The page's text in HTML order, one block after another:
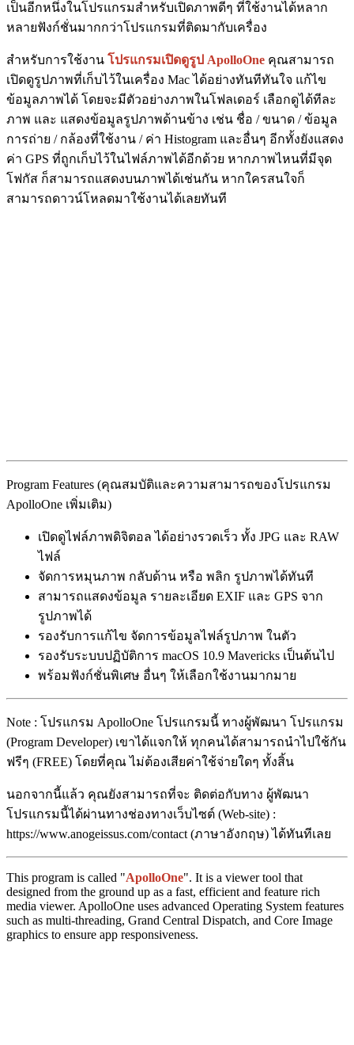
เป็นอีกหนึ่งในโปรแกรมสำหรับเปิดภาพดีๆ ที่ใช้งานได้หลาก
หลายฟังก์ชั่นมากกว่าโปรแกรมที่ติดมากับเครื่อง
สำหรับการใช้งาน โปรแกรมเปิดดูรูป ApolloOne คุณสามารถ
เปิดดูรูปภาพที่เก็บไว้ในเครื่อง Mac ได้อย่างทันทีทันใจ แก้ไข
ข้อมูลภาพได้ โดยจะมีตัวอย่างภาพในโฟลเดอร์ เลือกดูได้ทีละ
ภาพ และ แสดงข้อมูลรูปภาพด้านข้าง เช่น ชื่อ / ขนาด / ข้อมูล
การถ่าย / กล้องที่ใช้งาน / ค่า Histogram และอื่นๆ อีกทั้งยังแสดง
ค่า GPS ที่ถูกเก็บไว้ในไฟล์ภาพได้อีกด้วย หากภาพไหนที่มีจุด
โฟกัส ก็สามารถแสดงบนภาพได้เช่นกัน หากใครสนใจก็
สามารถดาวน์โหลดมาใช้งานได้เลยทันที
Program Features (คุณสมบัติและความสามารถของโปรแกรม
ApolloOne เพิ่มเติม)
เปิดดูไฟล์ภาพดิจิตอล ได้อย่างรวดเร็ว ทั้ง JPG และ RAW
ไฟล์
จัดการหมุนภาพ กลับด้าน หรือ พลิก รูปภาพได้ทันที
สามารถแสดงข้อมูล รายละเอียด EXIF และ GPS จาก
รูปภาพได้
รองรับการแก้ไข จัดการข้อมูลไฟล์รูปภาพ ในตัว
รองรับระบบปฏิบัติการ macOS 10.9 Mavericks เป็นต้นไป
พร้อมฟังก์ชั่นพิเศษ อื่นๆ ให้เลือกใช้งานมากมาย
Note : โปรแกรม ApolloOne โปรแกรมนี้ ทางผู้พัฒนา โปรแกรม
(Program Developer) เขาได้แจกให้ ทุกคนได้สามารถนำไปใช้กัน
ฟรีๆ (FREE) โดยที่คุณ ไม่ต้องเสียค่าใช้จ่ายใดๆ ทั้งสิ้น
นอกจากนี้แล้ว คุณยังสามารถที่จะ ติดต่อกับทาง ผู้พัฒนา
โปรแกรมนี้ได้ผ่านทางช่องทางเว็บไซต์ (Web-site) :
https://www.anogeissus.com/contact (ภาษาอังกฤษ) ได้ทันทีเลย
This program is called "ApolloOne". It is a viewer tool that
designed from the ground up as a fast, efficient and feature rich
media viewer. ApolloOne uses advanced Operating System features
such as multi-threading, Grand Central Dispatch, and Core Image
graphics to ensure app responsiveness.